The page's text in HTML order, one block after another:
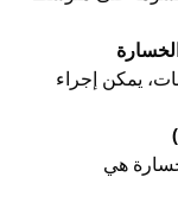
من البيانات، يمكن إجراء
هي